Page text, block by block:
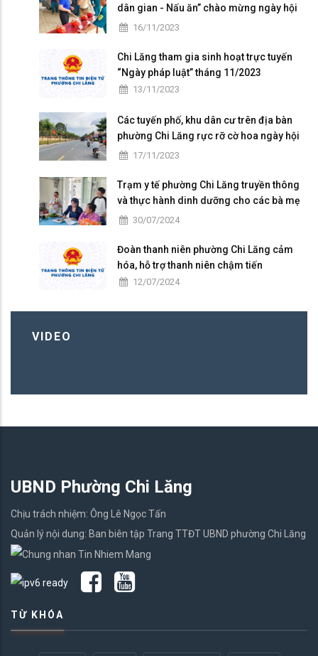
dân gian - Nấu ăn” chào mừng ngày hội
Đại đoàn kết toàn dân tộc
16/11/2023
Chi Lăng tham gia sinh hoạt trực tuyến
“Ngày pháp luật” tháng 11/2023
13/11/2023
Các tuyến phố, khu dân cư trên địa bàn
phường Chi Lăng rực rỡ cờ hoa ngày hội
Đại đoàn kết toàn dân tộc ở khu dân cư
17/11/2023
Trạm y tế phường Chi Lăng truyền thông
và thực hành dinh dưỡng cho các bà mẹ
có con nhỏ trên địa bàn
30/07/2024
Đoàn thanh niên phường Chi Lăng cảm
hóa, hỗ trợ thanh niên chậm tiến
12/07/2024
VIDEO
UBND Phường Chi Lăng
Chịu trách nhiệm: Ông Lê Ngọc Tấn
Quản lý nội dung: Ban biên tập Trang TTĐT UBND phường Chi Lăng
TỪ KHÓA